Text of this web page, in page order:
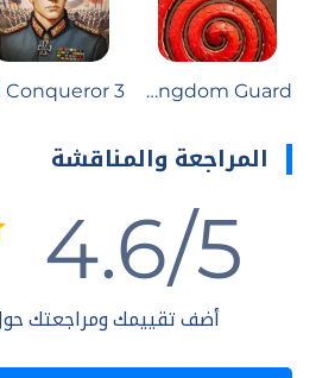
Kingdom Guard
المراجعة والمناقشة
4.6/5
أضف تقييمك ومراجعتك